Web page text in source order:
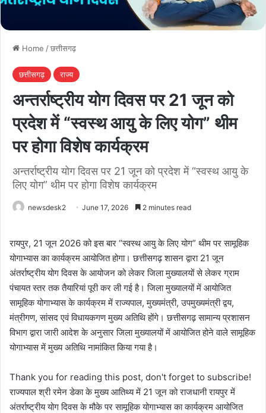
Home /छत्तीसगढ़
छत्तीसगढ़ राज्य
अन्तर्राष्ट्रीय योग दिवस पर 21 जून को
प्रदेश में “स्वस्थ आयु के लिए योग” थीम
पर होगा विशेष कार्यक्रम
अन्तर्राष्ट्रीय योग दिवस पर 21 जून को प्रदेश में “स्वस्थ आयु के
लिए योग” थीम पर होगा विशेष कार्यक्रम
newsdesk2 June 17, 2026 2 minutes read
रायपुर, 21 जून 2026 को इस बार “स्वस्थ आयु के लिए योग” थीम पर सामूहिक
योगाभ्यास का कार्यक्रम आयोजित होगा। छत्तीसगढ़ शासन द्वारा 21 जून
अंतर्राष्ट्रीय योग दिवस के आयोजन को लेकर जिला मुख्यालयों से लेकर ग्राम
पंचायत स्तर तक तैयारियां पूरी कर ली गई है। जिला मुख्यालयों में आयोजित
सामूहिक योगाभ्यास के कार्यक्रम में राज्यपाल, मुख्यमंत्री, उपमुख्यमंत्री द्वय,
मंत्रीगण, सांसद एवं विधायकगण मुख्य अतिथि होंगे। छत्तीसगढ़ सामान्य प्रशासन
विभाग द्वारा जारी आदेश के अनुसार जिला मुख्यालयों में आयोजित होने वाले सामूहिक
योगाभ्यास में मुख्य अतिथि नामांकित किया गया है।
Thank you for reading this post, don't forget to subscribe!
राज्यपाल श्री रमेन डेका के मुख्य आतिथ्य में 21 जून को राजधानी रायपुर में
अंतर्राष्ट्रीय योग दिवस के मौके पर सामूहिक योगाभ्यास का कार्यक्रम आयोजित